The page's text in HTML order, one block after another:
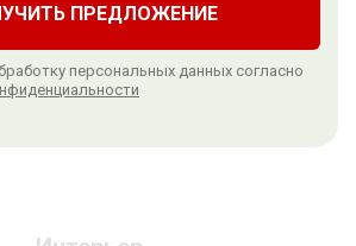
ПРЕДЛОЖЕНИЕ
персональных данных согласно